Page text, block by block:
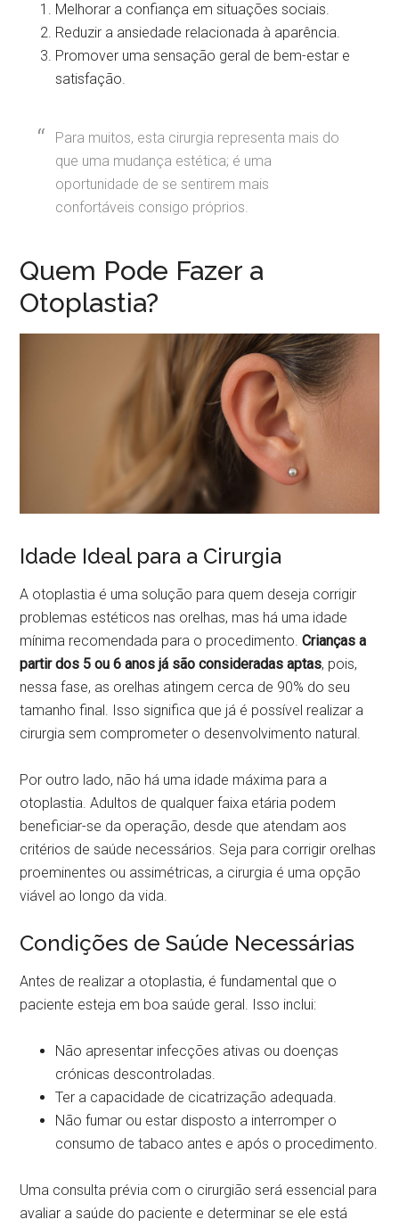
Melhorar a confiança em situações sociais.
Reduzir a ansiedade relacionada à aparência.
Promover uma sensação geral de bem-estar e
satisfação.
Para muitos, esta cirurgia representa mais do
que uma mudança estética; é uma
oportunidade de se sentirem mais
confortáveis consigo próprios.
Quem Pode Fazer a
Otoplastia?
Idade Ideal para a Cirurgia
A otoplastia é uma solução para quem deseja corrigir
problemas estéticos nas orelhas, mas há uma idade
mínima recomendada para o procedimento.Crianças a
partir dos 5 ou 6 anos já são consideradas aptas, pois,
nessa fase, as orelhas atingem cerca de 90% do seu
tamanho final. Isso significa que já é possível realizar a
cirurgia sem comprometer o desenvolvimento natural.
Por outro lado, não há uma idade máxima para a
otoplastia. Adultos de qualquer faixa etária podem
beneficiar-se da operação, desde que atendam aos
critérios de saúde necessários. Seja para corrigir orelhas
proeminentes ou assimétricas, a cirurgia é uma opção
viável ao longo da vida.
Condições de Saúde Necessárias
Antes de realizar a otoplastia, é fundamental que o
paciente esteja em boa saúde geral. Isso inclui:
Não apresentar infecções ativas ou doenças
crónicas descontroladas.
Ter a capacidade de cicatrização adequada.
Não fumar ou estar disposto a interromper o
consumo de tabaco antes e após o procedimento.
Uma consulta prévia com o cirurgião será essencial para
avaliar a saúde do paciente e determinar se ele está